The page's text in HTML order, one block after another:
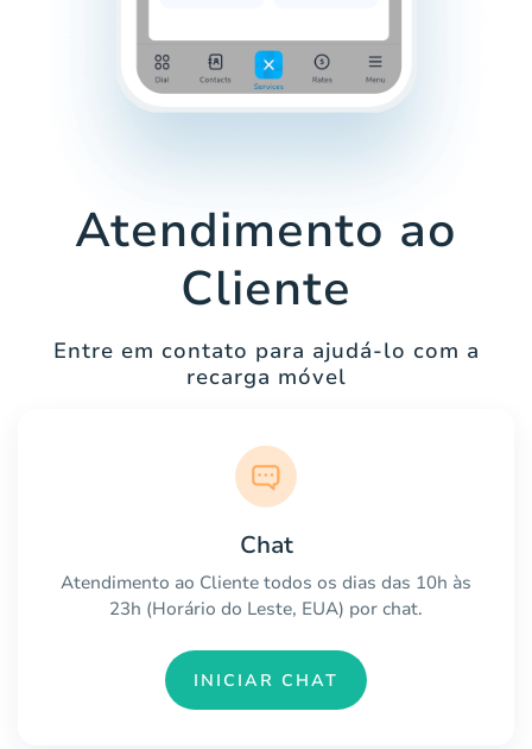
Atendimento ao
Cliente
Entre em contato para ajudá-lo com a
recarga móvel
Chat
Atendimento ao Cliente todos os dias das 10h às
23h (Horário do Leste, EUA) por chat.
INICIAR CHAT